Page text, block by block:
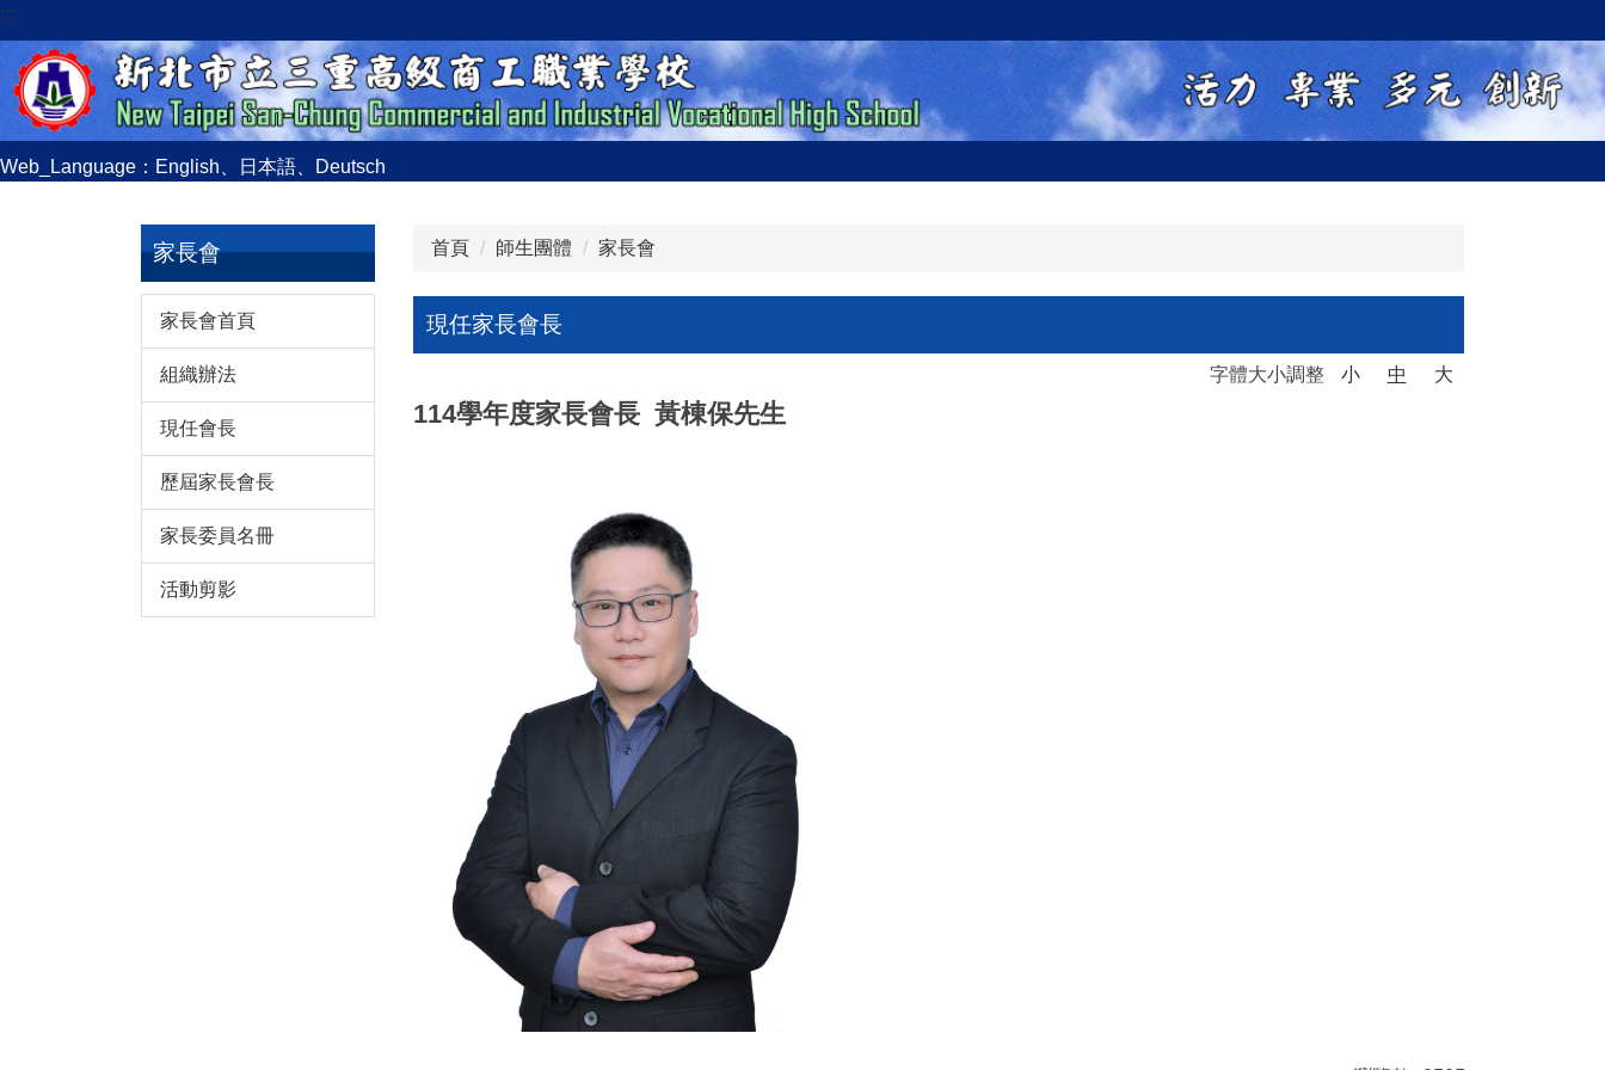
跳
到
主
要
容
:::
Web_Language： English 日本語 Deutsch
家長會
家長會首頁
組織辦法
現任會長
歷屆家長會長
家長委員名冊
活動剪影
首頁 師生團體 家長會
現任家長會長
字體大小調整 小 中 大
114學年度家長會長 黃棟保先生